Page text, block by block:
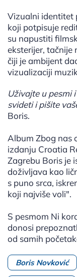
Vizualni identitet
koji potpisuje
su napustiti
eksterijer, tačnije
čiji je ambijent
vizualizaciji
Uživajte u pesmi
svideti i pišite
Boris.
Album Zbog nas
izdanju Croatia
Zagrebu Boris je
doživljava kao
s puno srca,
koji najviše voli".
S pesmom Ni
donosi
od samih
Boris Novković